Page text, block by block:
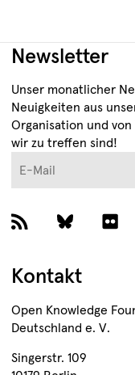
Newsletter
Unser monatlicher
Neuigkeiten aus
Organisation und
wir zu treffen sind!
Kontakt
Open Knowledge
Deutschland e. V.
Singerstr. 109